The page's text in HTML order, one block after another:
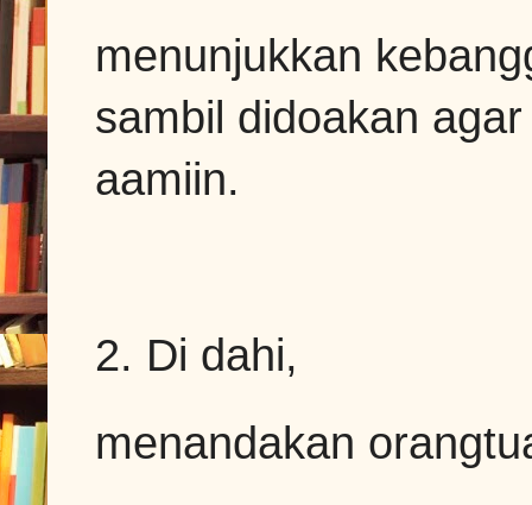
menunjukkan
sambil didoakan
aamiin.
2. Di dahi,
menandakan